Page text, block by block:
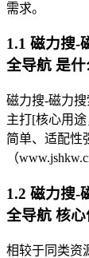
需求。
1.1 磁力搜-
全导航 是什
磁力搜-磁力
主打[核心用
简单、适配性
（
1.2 磁力搜-
全导航 核
相较于同类资